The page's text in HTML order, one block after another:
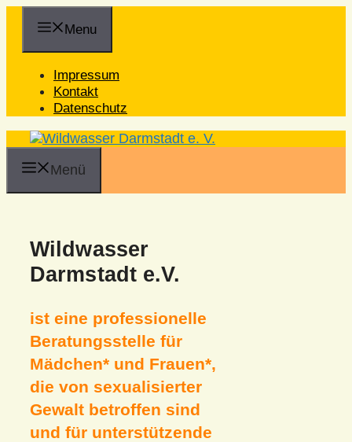
Inhalt
Menu
Impressum
Kontakt
Datenschutz
Menü
Wildwasser
Darmstadt e.V.
ist eine professionelle
Beratungsstelle für
Mädchen* und Frauen*,
die von sexualisierter
Gewalt betroffen sind
und für unterstützende